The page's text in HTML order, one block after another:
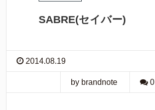
SABRE(セイバー)
2014.08.19
by brandnote 0